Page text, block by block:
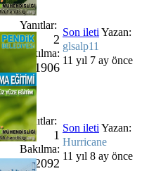
Yanıtlar:
2
Bakılma:
1906
Son ileti Yazan:
glsalp11
11 yıl 7 ay önce
Yanıtlar:
1
Bakılma:
2092
Son ileti Yazan:
Hurricane
11 yıl 8 ay önce